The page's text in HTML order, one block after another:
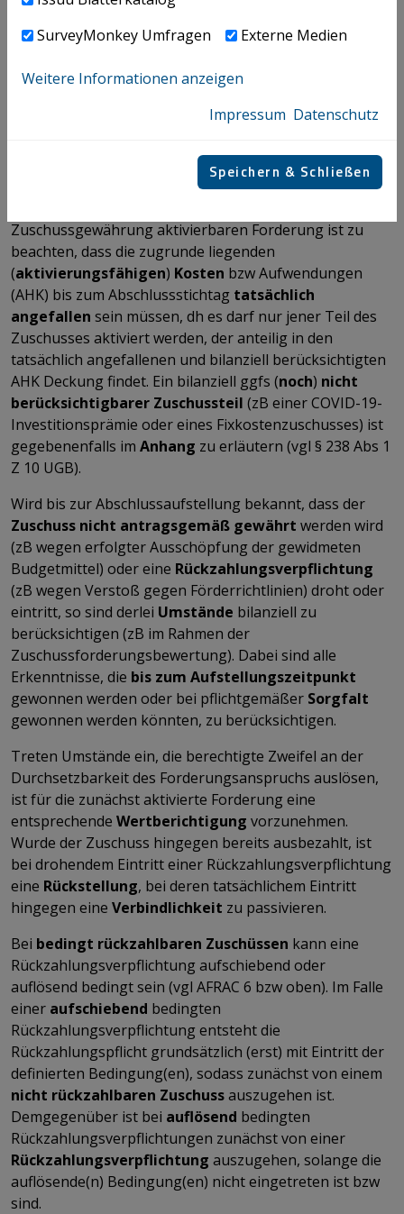
Der Zuflusszeitpunkt eines Zuschusses ist für den
Bilanzierungszeitpunkt ebenfalls NICHT maßgeblich.
Bereits zugeflossene Beträge wären
Nichterfüllungder sachlichen Voraussetzungen bis
zum Abschlussstichtag als sonstigeVerbindlichkeitzu
Bewertung von Zuschüssen
Zuschussgewährung aktivierbaren Forderung ist zu
beachten, dass die zugrunde liegenden
(aktivierungsfähigen) Kosten bzw Aufwendungen
(AHK) bis zum Abschlussstichtag tatsächlich
angefallen sein müssen, dh es darf nur jener Teil des
Zuschusses aktiviert werden, der anteilig in den
tatsächlich angefallenen und bilanziell berücksichtigten
AHK Deckung findet. Ein bilanziell ggfs (noch) nicht
berücksichtigbarer Zuschussteil (zB einer COVID-19-
Investitionsprämie oder eines Fixkostenzuschusses) ist
gegebenenfalls im Anhang zu erläutern (vgl § 238 Abs 1
Z 10 UGB).
Wird bis zur Abschlussaufstellung bekannt, dass der
Zuschuss nicht antragsgemäß gewährt werden wird
(zB wegen erfolgter Ausschöpfung der gewidmeten
Budgetmittel) oder eine Rückzahlungsverpflichtung
(zB wegen Verstoß gegen Förderrichtlinien) droht oder
eintritt, so sind derlei Umstände bilanziell zu
berücksichtigen (zB im Rahmen der
Zuschussforderungsbewertung). Dabei sind alle
Erkenntnisse, die bis zum Aufstellungszeitpunkt
gewonnen werden oder bei pflichtgemäßer Sorgfalt
gewonnen werden könnten, zu berücksichtigen.
Treten Umstände ein, die berechtigte Zweifel an der
Durchsetzbarkeit des Forderungsanspruchs auslösen,
ist für die zunächst aktivierte Forderung eine
entsprechende Wertberichtigung vorzunehmen.
Wurde der Zuschuss hingegen bereits ausbezahlt, ist
bei drohendem Eintritt einer Rückzahlungsverpflichtung
eine Rückstellung, bei deren tatsächlichem Eintritt
hingegen eine Verbindlichkeit zu passivieren.
Bei bedingt rückzahlbaren Zuschüssen kann eine
Rückzahlungsverpflichtung aufschiebend oder
auflösend bedingt sein (vgl AFRAC 6 bzw oben). Im Falle
einer aufschiebend bedingten
Rückzahlungsverpflichtung entsteht die
Rückzahlungspflicht grundsätzlich (erst) mit Eintritt der
definierten Bedingung(en), sodass zunächst von einem
nicht rückzahlbaren Zuschussauszugehen ist.
Demgegenüber ist bei auflösend bedingten
Rückzahlungsverpflichtungen zunächst von einer
Rückzahlungsverpflichtung auszugehen, solange die
auflösende(n) Bedingung(en) nicht eingetreten ist bzw
sind.
SurveyMonkey Umfragen
Externe Medien
Weitere Informationen anzeigen
Impressum Datenschutz
Speichern & Schließen